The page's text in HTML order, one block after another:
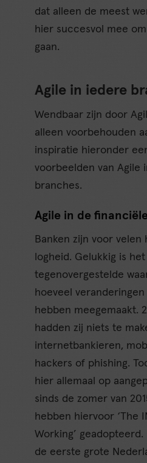
dat alleen de meest
hier succesvol mee
gaan.
Agile in iedere
Wendbaar zijn door
alleen voorbehouden
inspiratie hieronder
voorbeelden van Agile
branches.
Agile in de
Banken zijn voor
logheid. Gelukkig is het
tegenovergestelde
hoeveel veranderingen
hebben meegemaakt.
hadden zij niets te
internetbankieren,
hackers of phishing.
hier allemaal op
sinds de zomer van
hebben hiervoor ‘The
Working’
de eerste grote